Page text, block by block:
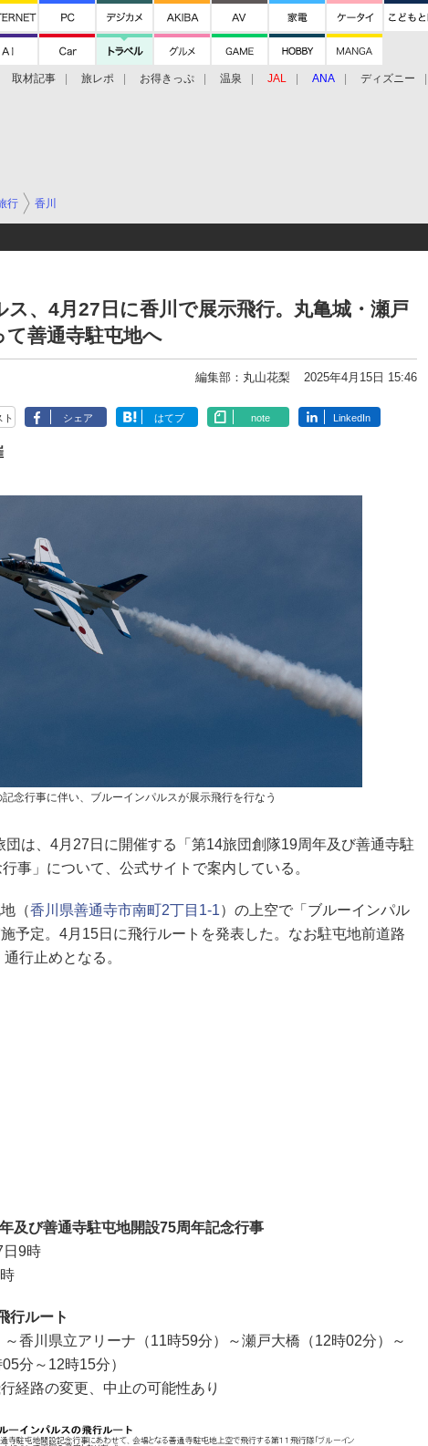
取材記事 旅レポ お得きっぷ 温泉 JAL ANA ディズニー
行 香川
ス、4月27日に香川で展示飛行。丸亀城・瀬戸
て善通寺駐屯地へ
編集部：丸山花梨 2025年4月15日 15:46
ト シェア はてブ note LinkedIn
念行事に伴い、ブルーインパルスが展示飛行を行なう
は、4月27日に開催する「第14旅団創隊19周年及び善通寺駐
事」について、公式サイトで案内している。
（香川県善通寺市南町2丁目1-1）の上空で「ブルーインパル
予定。4月15日に飛行ルートを発表した。なお駐屯地前道路
行止めとなる。
及び善通寺駐屯地開設75周年記念行事
日9時
行ルート
香川県立アリーナ（11時59分）～瀬戸大橋（12時02分）～
分～12時15分）
経路の変更、中止の可能性あり